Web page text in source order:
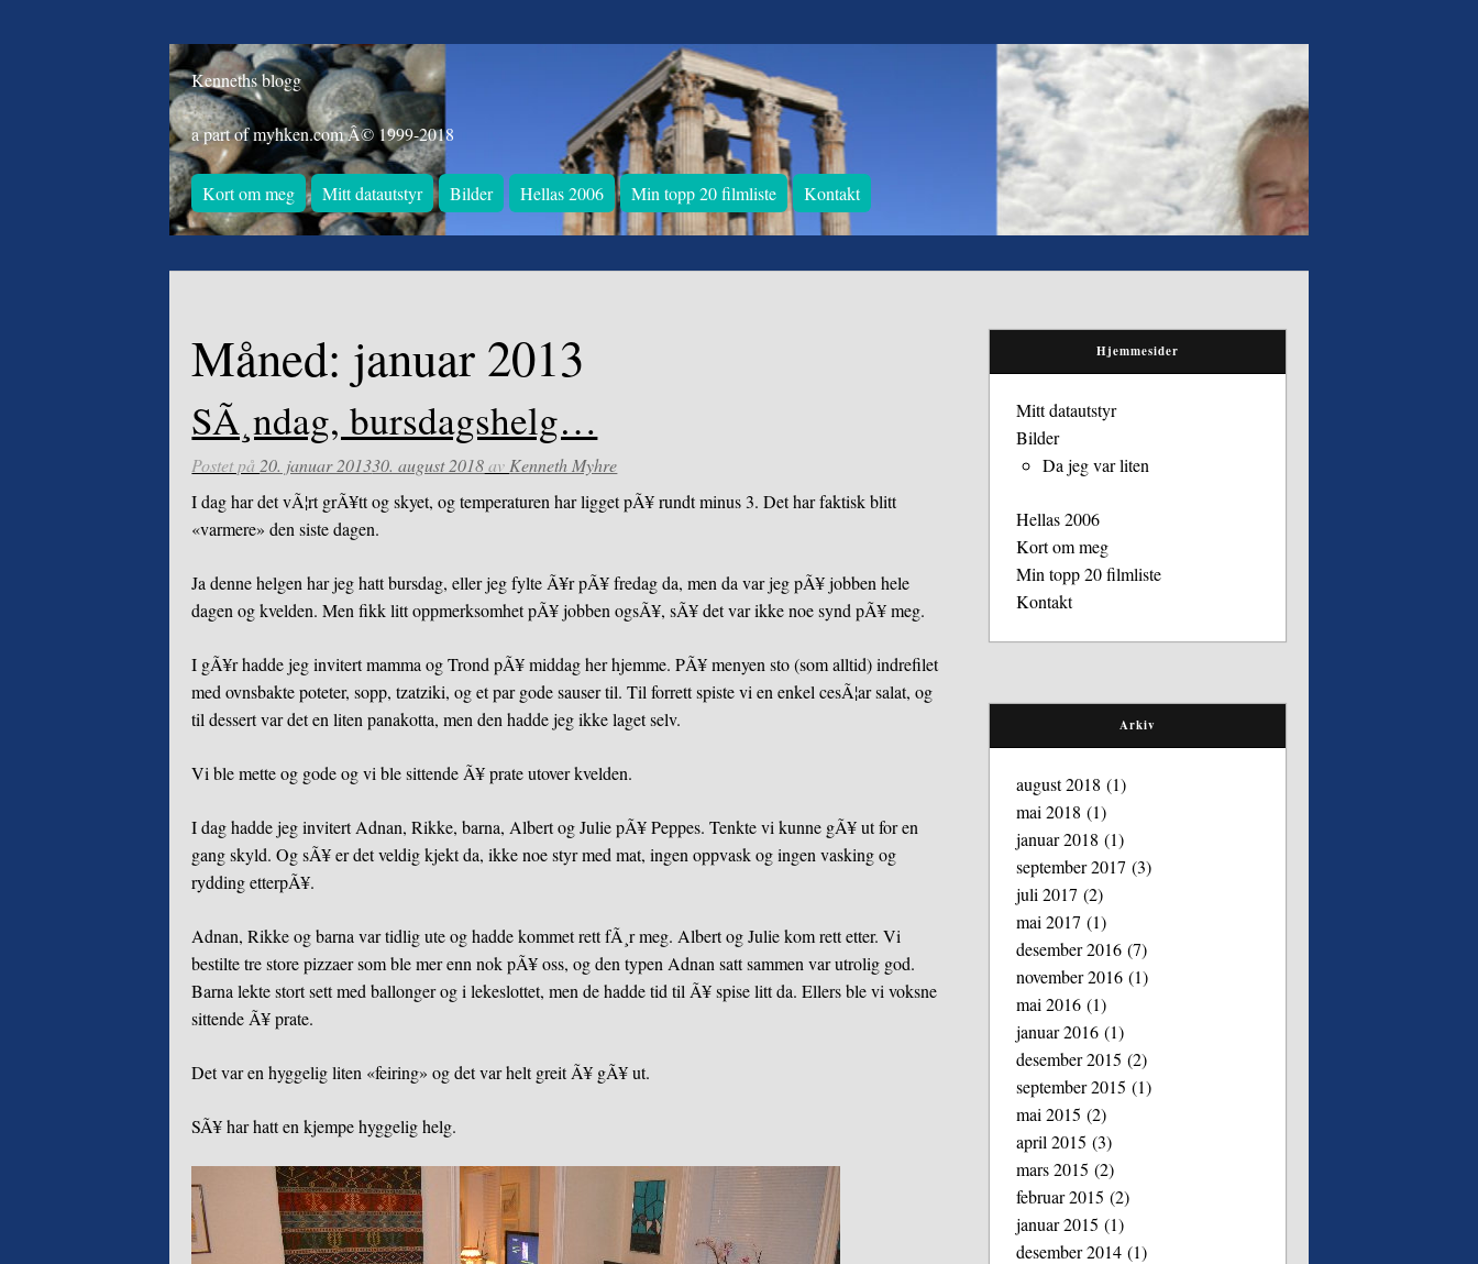
Kenneths blogg
a part of myhken.com Â© 1999-2018
Kort om meg Mitt datautstyr Bilder Hellas 2006 Min topp 20 filmliste Kontakt
Måned: januar 2013
SÃ¸ndag, bursdagshelg…
Postet på 20. januar 201330. august 2018av Kenneth Myhre
I dag har det vÃ¦rt grÃ¥tt og skyet, og temperaturen har ligget pÃ¥ rundt minus 3. Det har faktisk blitt
«varmere» den siste dagen.
Ja denne helgen har jeg hatt bursdag, eller jeg fylte Ã¥r pÃ¥ fredag da, men da var jeg pÃ¥ jobben hele
dagen og kvelden. Men fikk litt oppmerksomhet pÃ¥ jobben ogsÃ¥, sÃ¥ det var ikke noe synd pÃ¥ meg.
I gÃ¥r hadde jeg invitert mamma og Trond pÃ¥ middag her hjemme. PÃ¥ menyen sto (som alltid) indrefilet
med ovnsbakte poteter, sopp, tzatziki, og et par gode sauser til. Til forrett spiste vi en enkel cesÃ¦ar salat, og
til dessert var det en liten panakotta, men den hadde jeg ikke laget selv.
Vi ble mette og gode og vi ble sittende Ã¥ prate utover kvelden.
I dag hadde jeg invitert Adnan, Rikke, barna, Albert og Julie pÃ¥ Peppes. Tenkte vi kunne gÃ¥ ut for en
gang skyld. Og sÃ¥ er det veldig kjekt da, ikke noe styr med mat, ingen oppvask og ingen vasking og
rydding etterpÃ¥.
Adnan, Rikke og barna var tidlig ute og hadde kommet rett fÃ¸r meg. Albert og Julie kom rett etter. Vi
bestilte tre store pizzaer som ble mer enn nok pÃ¥ oss, og den typen Adnan satt sammen var utrolig god.
Barna lekte stort sett med ballonger og i lekeslottet, men de hadde tid til Ã¥ spise litt da. Ellers ble vi voksne
sittende Ã¥ prate.
Det var en hyggelig liten «feiring» og det var helt greit Ã¥ gÃ¥ ut.
SÃ¥ har hatt en kjempe hyggelig helg.
Hjemmesider
Mitt datautstyr
Bilder
Da jeg var liten
Hellas 2006
Kort om meg
Min topp 20 filmliste
Kontakt
Arkiv
august 2018 (1)
mai 2018 (1)
januar 2018 (1)
september 2017 (3)
juli 2017 (2)
mai 2017 (1)
desember 2016 (7)
november 2016 (1)
mai 2016 (1)
januar 2016 (1)
desember 2015 (2)
september 2015 (1)
mai 2015 (2)
april 2015 (3)
mars 2015 (2)
februar 2015 (2)
januar 2015 (1)
desember 2014 (1)